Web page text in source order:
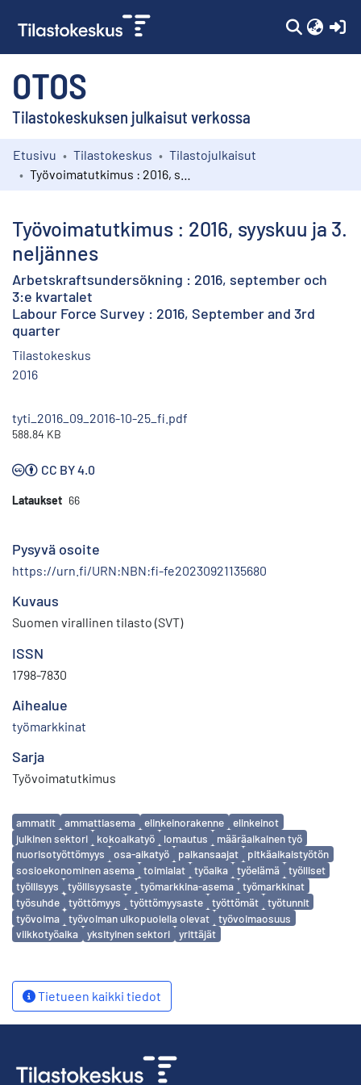
OTOS
Tilastokeskuksen julkaisut verkossa
Kokoelmat
Etusivu Tilastokeskus
Tilastojulkaisut
Työvoimatutkimus : 2016, syyskuu ja 3.
neljännes
Arbetskraftsundersökning : 2016, september och
3:e kvartalet
Labour Force Survey : 2016, September and 3rd
quarter
Tilastokeskus
2016
tyti_2016_09_2016-10-25_fi.pdf
588.84 KB
CC BY 4.0
Lataukset 66
Pysyvä osoite
https://urn.fi/URN:NBN:fi-fe20230921135680
Kuvaus
Suomen virallinen tilasto (SVT)
ISSN
1798-7830
Aihealue
työmarkkinat
Sarja
Työvoimatutkimus
Avainsanat
ammatit ammattiasema elinkeinorakenne
elinkeinot
julkinen sektori
kokoaikatyö lomautus
määräaikainen työ
nuorisotyöttömyys
osa-aikatyö palkansaajat
pitkäaikaistyötön
sosioekonominen asema
toimialat työaika työelämä
työlliset
työllisyys
työllisyysaste työmarkkina-asema
työmarkkinat
työsuhde
työttömyys työttömyysaste työttömät
työtunnit
työvoima
työvoiman ulkopuolella olevat
työvoimaosuus
viikkotyöaika
yksityinen sektori yrittäjät
Tietueen kaikki tiedot